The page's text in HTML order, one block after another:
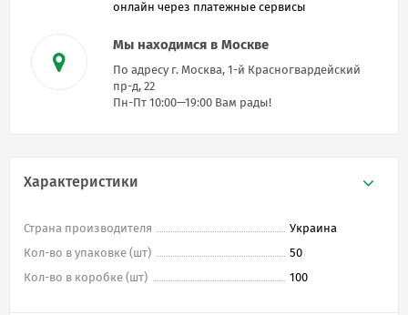
онлайн через платежные сервисы
Мы находимся в Москве
По адресу г. Москва, 1-й Красногвардейский
пр-д, 22
Пн-Пт 10:00—19:00 Вам рады!
Характеристики
Страна производителя
Украина
Кол-во в упаковке (шт)
50
Кол-во в коробке (шт)
100